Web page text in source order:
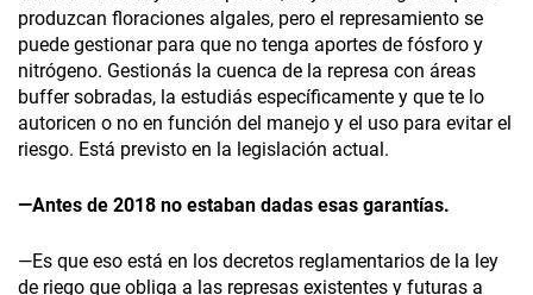
produzcan floraciones algales, pero el represamiento se
puede gestionar para que no tenga aportes de fósforo y
nitrógeno. Gestionás la cuenca de la represa con áreas
buffer sobradas, la estudiás específicamente y que te lo
autoricen o no en función del manejo y el uso para evitar el
riesgo. Está previsto en la legislación actual.
—Antes de 2018 no estaban dadas esas garantías.
—Es que eso está en los decretos reglamentarios de la ley
de riego que obliga a las represas existentes y futuras a